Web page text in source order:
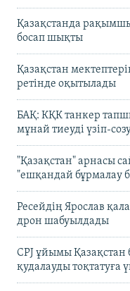
Қазақстанда
босап шықты
Қазақстан
ретінде оқытылады
БАҚ: КҚК танкер
мұнай тиеуді үзіп-
"Қазақстан" арнасы
"ешқандай бұрмалау
Ресейдің Ярослав
дрон шабуылдады
CPJ ұйымы Қазақстан
қудалауды тоқтатуға